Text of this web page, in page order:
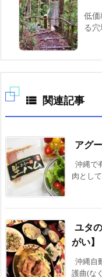
低
る
 関連記事
アグ
沖縄で
肉とし
ユタ
がい】
沖縄自
護曲(な